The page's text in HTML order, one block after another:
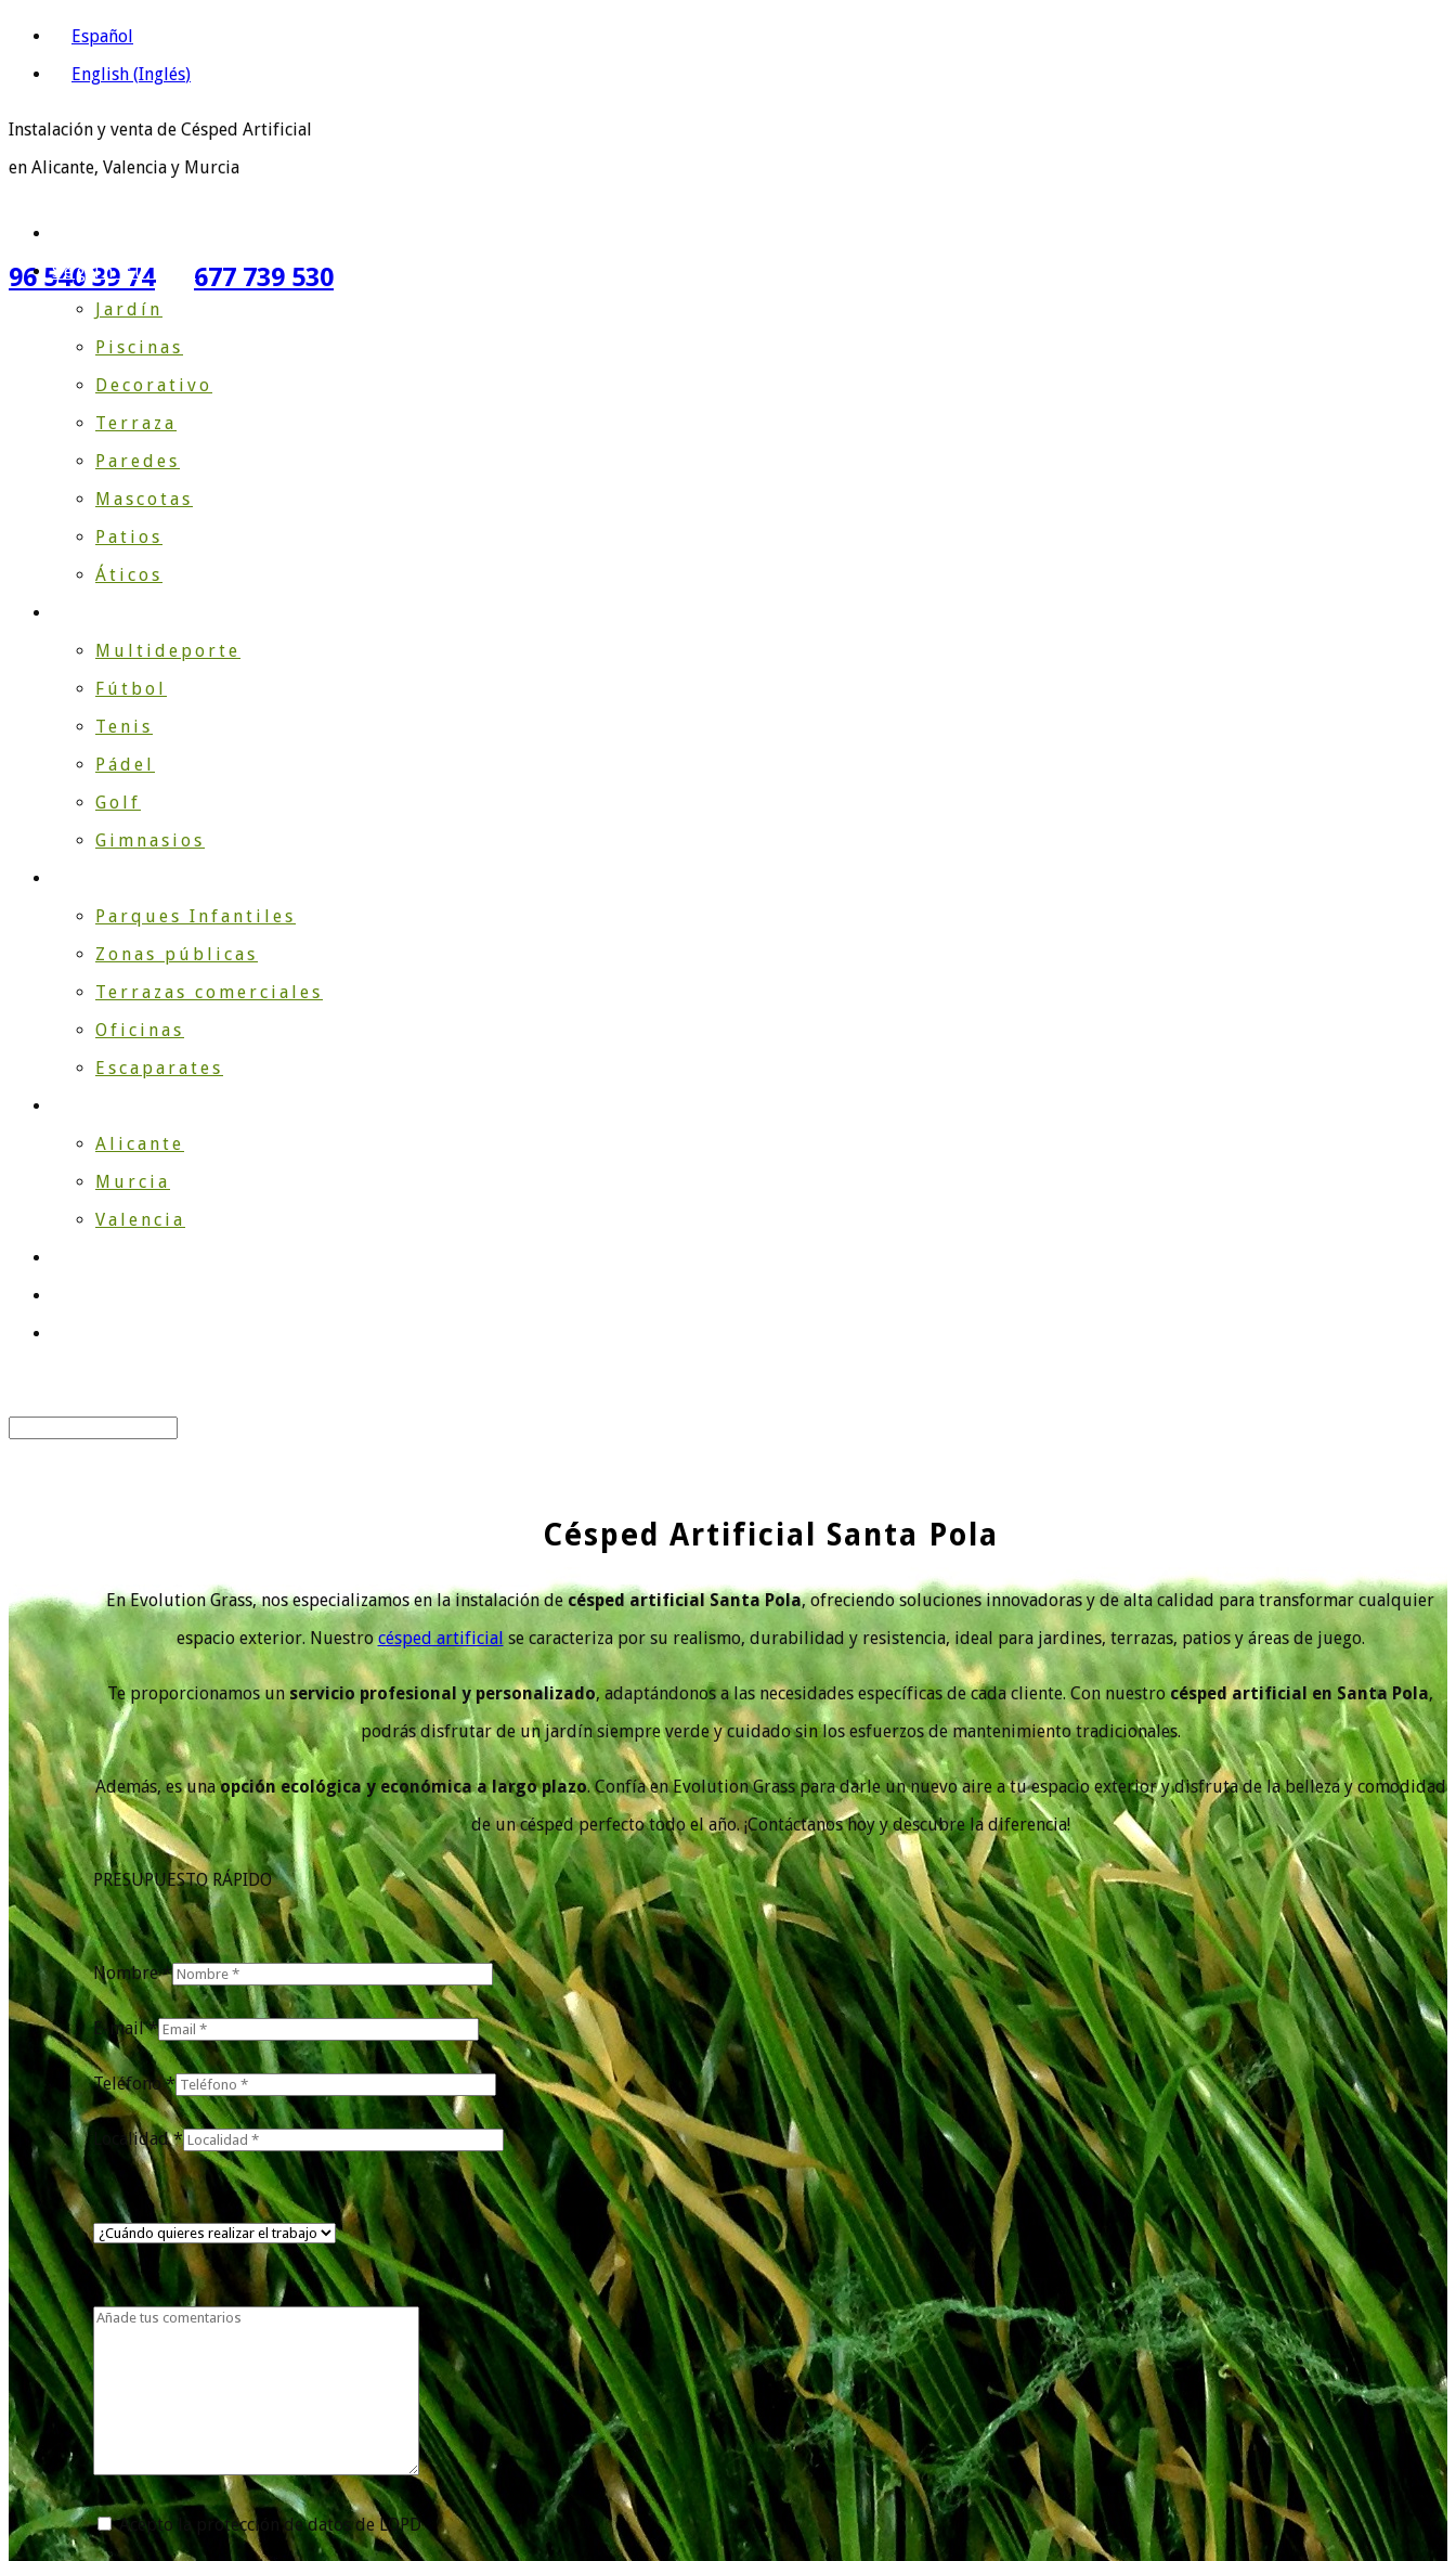
Español
English (Inglés)
Instalación y venta de Césped Artificial
en Alicante, Valencia y Murcia
96 540 39 74 677 739 530
Según su Uso
Jardín
Piscinas
Decorativo
Terraza
Paredes
Mascotas
Patios
Áticos
Multideporte
Fútbol
Tenis
Pádel
Golf
Gimnasios
Parques Infantiles
Zonas públicas
Terrazas comerciales
Oficinas
Escaparates
Alicante
Murcia
Valencia
Césped Artificial Santa Pola
En Evolution Grass, nos especializamos en la instalación decésped artificial Santa Pola, ofreciendo soluciones innovadoras y de alta calidad para transformar cualquier
espacio exterior. Nuestrocésped artificialse caracteriza por su realismo, durabilidad y resistencia, ideal para jardines, terrazas, patios y áreas de juego.
Te proporcionamos un servicio profesional y personalizado, adaptándonos a las necesidades específicas de cada cliente. Con nuestrocésped artificial en Santa Pola,
podrás disfrutar de un jardín siempre verde y cuidado sin los esfuerzos de mantenimiento tradicionales.
Además, es unaopción ecológica y económica a largo plazo. Confía en Evolution Grass para darle un nuevo aire a tu espacio exterior y disfruta de la belleza y comodidad
de un césped perfecto todo el año. ¡Contáctanos hoy y descubre la diferencia!
PRESUPUESTO RÁPIDO
Nombre *
E-mail *
Teléfono *
Localidad *
Acepto la protección de datos de LOPD